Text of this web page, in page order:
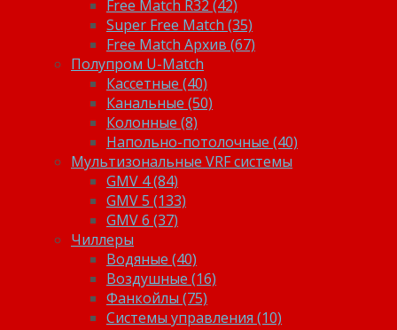
Free Match R32 (42)
Super Free Match (35)
Free Match Архив (67)
Полупром U-Match
Кассетные (40)
Канальные (50)
Колонные (8)
Напольно-потолочные (40)
Мультизональные VRF системы
GMV 4 (84)
GMV 5 (133)
GMV 6 (37)
Чиллеры
Водяные (40)
Воздушные (16)
Фанкойлы (75)
Системы управления (10)